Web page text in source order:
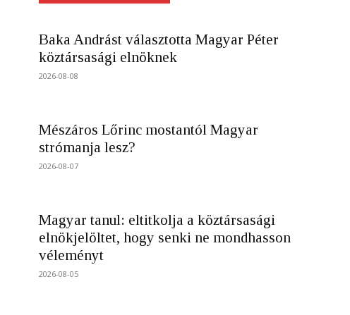
Baka Andrást választotta Magyar Péter
köztársasági elnöknek
2026-08-08
Mészáros Lőrinc mostantól Magyar
strómanja lesz?
2026-08-07
Magyar tanul: eltitkolja a köztársasági
elnökjelöltet, hogy senki ne mondhasson
véleményt
2026-08-05